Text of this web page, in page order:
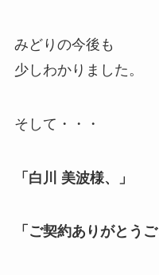
みどりの今後も
少しわかりました。
そして・・・
「白川 美波様、」
「ご契約ありがとう